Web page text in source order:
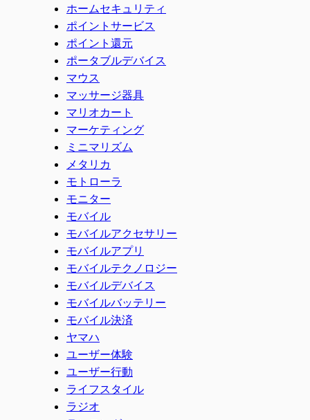
ホームセキュリティ
ポイントサービス
ポイント還元
ポータブルデバイス
マウス
マッサージ器具
マリオカート
マーケティング
ミニマリズム
メタリカ
モトローラ
モニター
モバイル
モバイルアクセサリー
モバイルアプリ
モバイルテクノロジー
モバイルデバイス
モバイルバッテリー
モバイル決済
ヤマハ
ユーザー体験
ユーザー行動
ライフスタイル
ラジオ